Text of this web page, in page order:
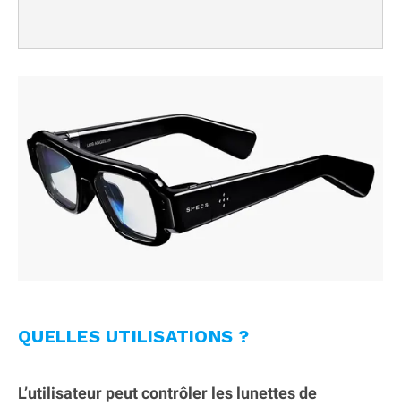
QUELLES UTILISATIONS ?
L’utilisateur peut contrôler les lunettes de